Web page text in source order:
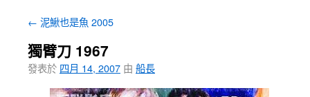
← 泥鰍也是魚 2005
獨臂刀 1967
發表於 四月 14, 2007 由 船長